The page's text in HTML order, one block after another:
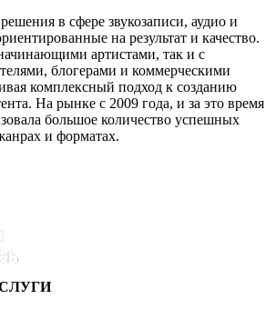
в сфере звукозаписи, аудио и
на результат и качество.
артистами, так и с
блогерами и коммерческими
комплексный подход к созданию
На рынке с 2009 года, и за это время
большое количество успешных
и форматах.